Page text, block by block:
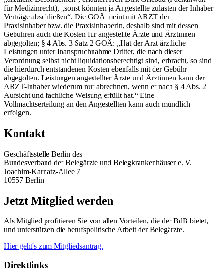
für Medizinrecht), „sonst könnten ja Angestellte zulasten der Inhaber
Verträge abschließen“. Die GOÄ meint mit ARZT den
Praxisinhaber bzw. die Praxisinhaberin, deshalb sind mit dessen
Gebühren auch die Kosten für angestellte Ärzte und Ärztinnen
abgegolten; § 4 Abs. 3 Satz 2 GOÄ: „Hat der Arzt ärztliche
Leistungen unter Inanspruchnahme Dritter, die nach dieser
Verordnung selbst nicht liquidationsberechtigt sind, erbracht, so sind
die hierdurch entstandenen Kosten ebenfalls mit der Gebühr
abgegolten. Leistungen angestellter Ärzte und Ärztinnen kann der
ARZT-Inhaber wiederum nur abrechnen, wenn er nach § 4 Abs. 2
Aufsicht und fachliche Weisung erfüllt hat.“ Eine
Vollmachtserteilung an den Angestellten kann auch mündlich
erfolgen.
Kontakt
Geschäftsstelle Berlin des
Bundesverband der Belegärzte und Belegkrankenhäuser e. V.
Joachim-Karnatz-Allee 7
10557 Berlin
Jetzt Mitglied werden
Als Mitglied profitieren Sie von allen Vorteilen, die der BdB bietet,
und unterstützen die berufspolitische Arbeit der Belegärzte.
Hier geht's zum Mitgliedsantrag.
Direktlinks